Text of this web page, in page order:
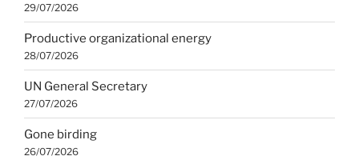
29/07/2026
Productive organizational energy
28/07/2026
UN General Secretary
27/07/2026
Gone birding
26/07/2026